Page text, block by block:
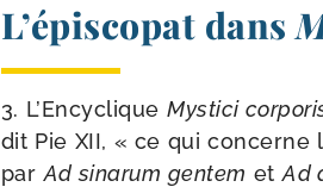
L’épiscopat dans
3. L’EncycliqueMystici
dit Pie XII, « ce qui concerne
parAd sina­rum gen­tem etAd